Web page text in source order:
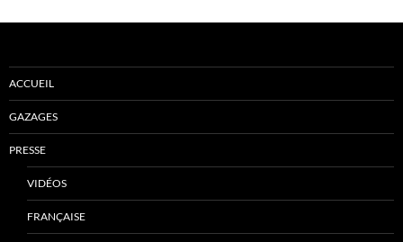
ACCUEIL
GAZAGES
PRESSE
VIDÉOS
FRANÇAISE